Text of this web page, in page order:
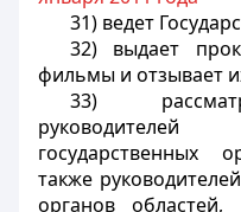
31) ведет
32) выдает
фильмы и отзывает
33)
государственных
также
органов областей,